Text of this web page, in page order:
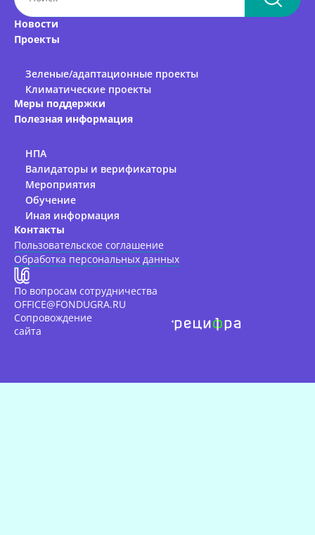
Новости
Проекты
Зеленые/адаптационные проекты
Климатические проекты
Меры поддержки
Полезная информация
НПА
Валидаторы и верификаторы
Мероприятия
Обучение
Иная информация
Контакты
Пользовательское соглашение
Обработка персональных данных
По вопросам сотрудничества
OFFICE@FONDUGRA.RU
Сопровождение
сайта